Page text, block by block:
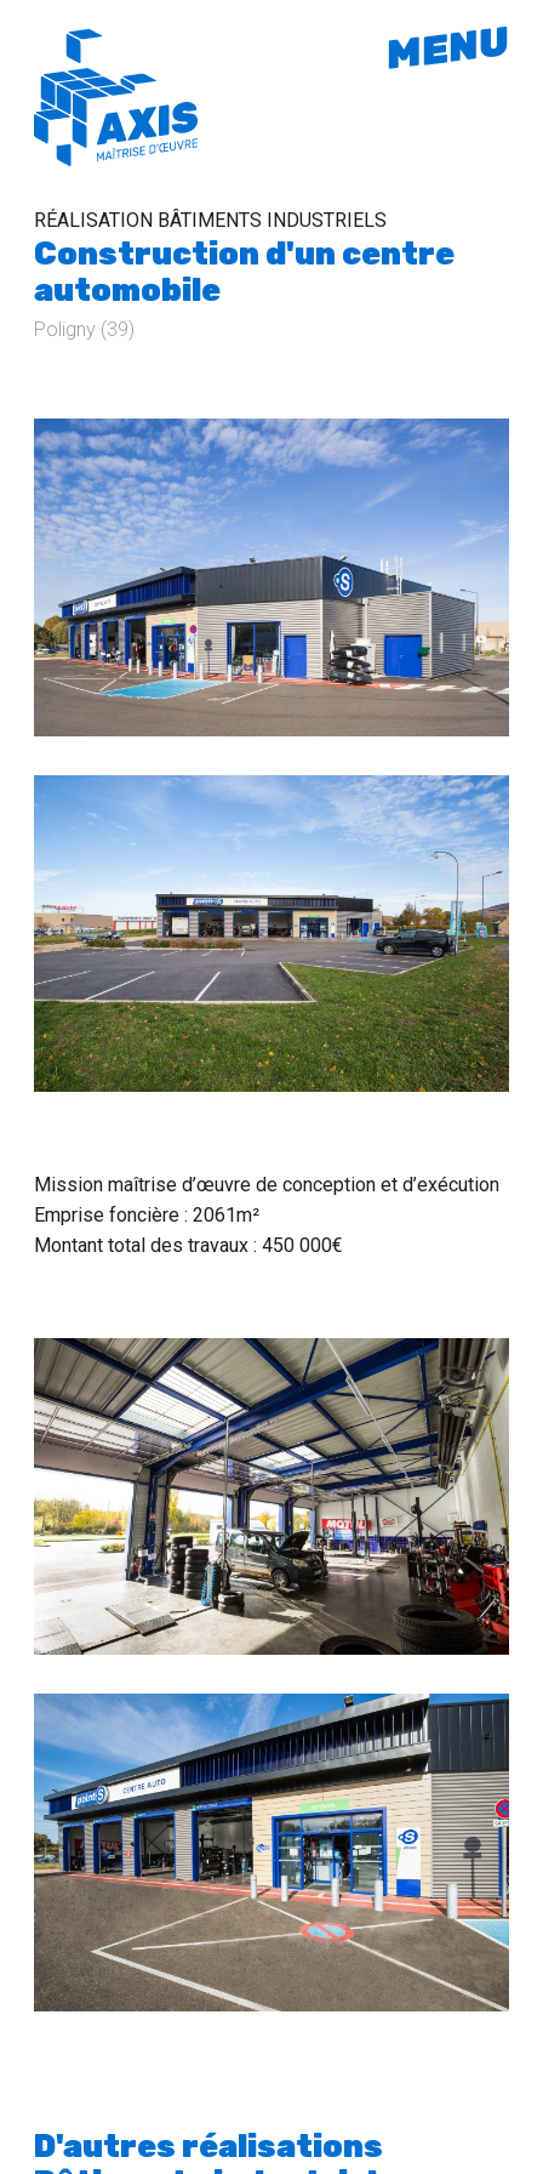
MENU
RÉALISATION BÂTIMENTS INDUSTRIELS
Construction d'un centre
automobile
Poligny (39)
Mission maîtrise d’œuvre de conception et d’exécution
Emprise foncière : 2061m²
Montant total des travaux : 450 000€
D'autres réalisations